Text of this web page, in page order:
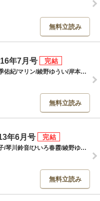
無料立読み
年7月号
もろおか紀美子/琴川鈴音/力安季佑紀/マリン/綾野ゆうい/岸本加奈子/平田美紀/渡辺やよい
無料立読み
年6月号
孔味子/佐藤和生/もろおか紀美子/琴川鈴音/ひいろ春霞/綾野ゆうい/平田美紀/星野竜一/摩姫カワバタ
無料立読み